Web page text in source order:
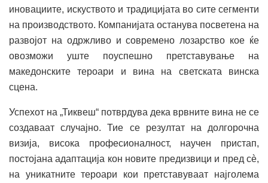
иновациите, искуството и традицијата во сите сегменти
на производството. Компанијата останува посветена на
развојот на одржливо и современо лозарство кое ќе
овозможи уште поуспешно претставување на
македонските тероари и вина на светската винска
сцена.
Успехот на „Тиквеш“ потврдува дека врвните вина не се
создаваат случајно. Тие се резултат на долгорочна
визија, висока професионалност, научен пристап,
постојана адаптација кон новите предизвици и пред сè,
на уникатните тероари кои претставуваат најголема